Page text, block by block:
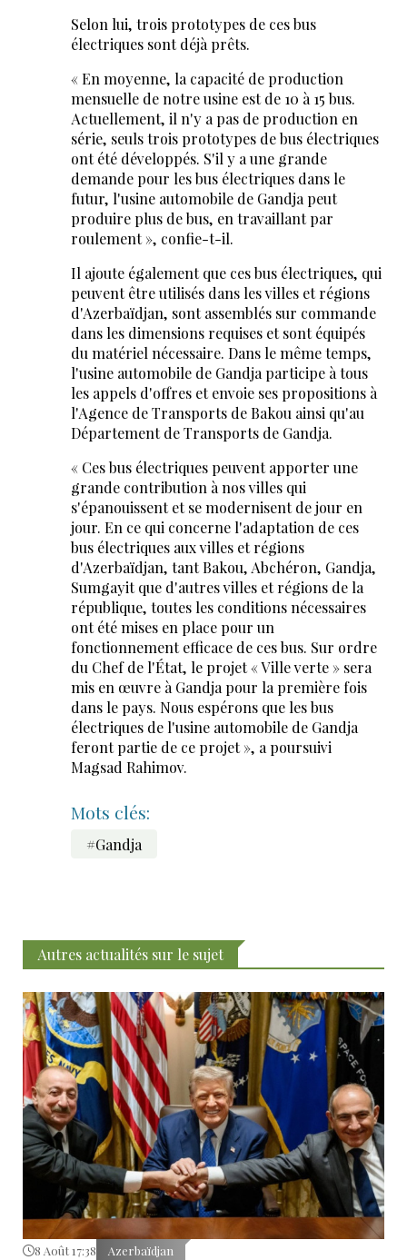
Selon lui, trois prototypes de ces bus
électriques sont déjà prêts.
« En moyenne, la capacité de production
mensuelle de notre usine est de 10 à 15 bus.
Actuellement, il n'y a pas de production en
série, seuls trois prototypes de bus électriques
ont été développés. S'il y a une grande
demande pour les bus électriques dans le
futur, l'usine automobile de Gandja peut
produire plus de bus, en travaillant par
roulement », confie-t-il.
Il ajoute également que ces bus électriques, qui
peuvent être utilisés dans les villes et régions
d'Azerbaïdjan, sont assemblés sur commande
dans les dimensions requises et sont équipés
du matériel nécessaire. Dans le même temps,
l'usine automobile de Gandja participe à tous
les appels d'offres et envoie ses propositions à
l'Agence de Transports de Bakou ainsi qu'au
Département de Transports de Gandja.
« Ces bus électriques peuvent apporter une
grande contribution à nos villes qui
s'épanouissent et se modernisent de jour en
jour. En ce qui concerne l'adaptation de ces
bus électriques aux villes et régions
d'Azerbaïdjan, tant Bakou, Abchéron, Gandja,
Sumgayit que d'autres villes et régions de la
république, toutes les conditions nécessaires
ont été mises en place pour un
fonctionnement efficace de ces bus. Sur ordre
du Chef de l'État, le projet « Ville verte » sera
mis en œuvre à Gandja pour la première fois
dans le pays. Nous espérons que les bus
électriques de l'usine automobile de Gandja
feront partie de ce projet », a poursuivi
Magsad Rahimov.
Mots clés:
#Gandja
Autres actualités sur le sujet
8 Août 17:38 Azerbaïdjan